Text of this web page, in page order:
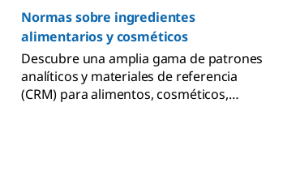
Normas sobre ingredientes
alimentarios y cosméticos
Descubre una amplia gama de patrones
analíticos y materiales de referencia
(CRM) para alimentos, cosméticos,